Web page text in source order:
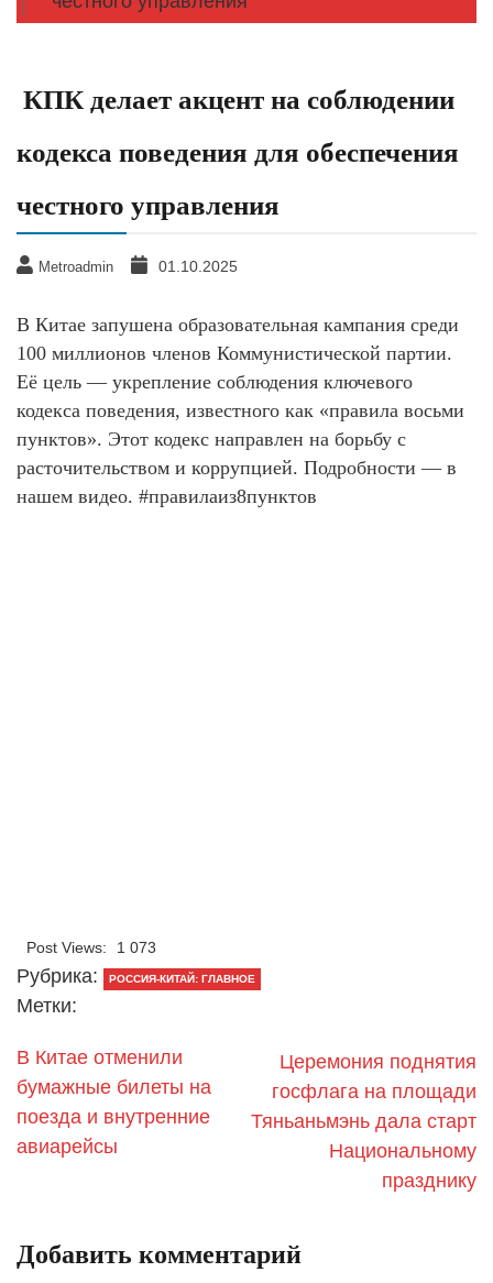
КПК делает акцент на соблюдении
кодекса поведения для обеспечения
честного управления
Metroadmin 01.10.2025
В Китае запушена образовательная кампания среди
100 миллионов членов Коммунистической партии.
Её цель — укрепление соблюдения ключевого
кодекса поведения, известного как «правила восьми
пунктов». Этот кодекс направлен на борьбу с
расточительством и коррупцией. Подробности — в
нашем видео. #правилаиз8пунктов
Post Views: 1 073
Рубрика: РОССИЯ-КИТАЙ: ГЛАВНОЕ
Метки:
В Китае отменили
бумажные билеты на
поезда и внутренние
авиарейсы
Церемония поднятия
госфлага на площади
Тяньаньмэнь дала старт
Национальному
празднику
Добавить комментарий